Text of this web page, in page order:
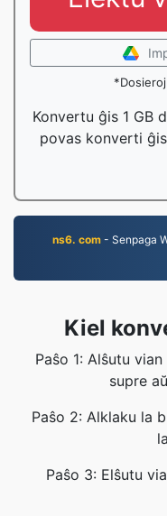
Konvertu ĝis 1 GB
povas konverti
ns6. com- Senpaga
Kiel
Paŝo 1: Alŝutu
supre
Paŝo 2: Alklaku la
Paŝo 3: Elŝutu